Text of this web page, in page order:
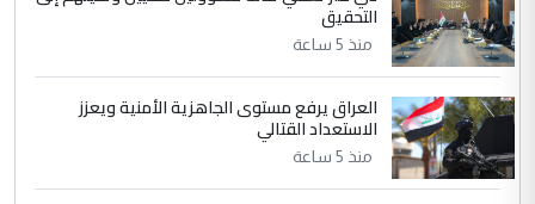
التحقيق
منذ 5 ساعة
العراق يرفع مستوى الجاهزية الأمنية ويعزز
الاستعداد القتالي
منذ 5 ساعة